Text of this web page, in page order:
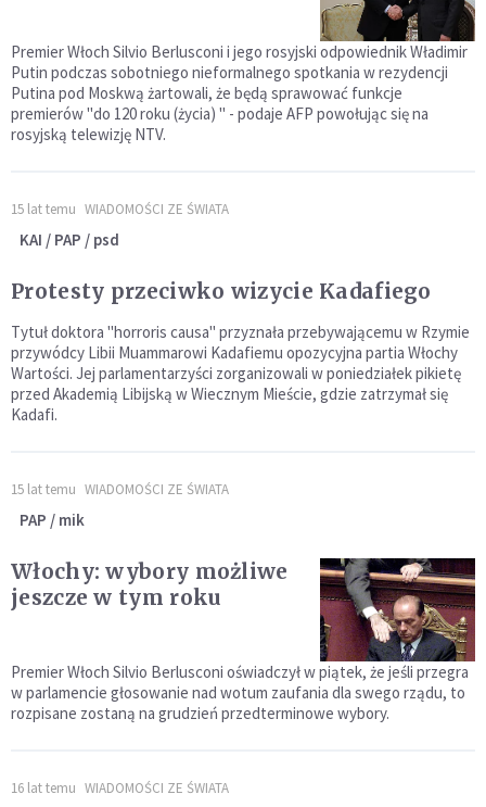
Premier Włoch Silvio Berlusconi i jego rosyjski odpowiednik Władimir
Putin podczas sobotniego nieformalnego spotkania w rezydencji
Putina pod Moskwą żartowali, że będą sprawować funkcje
premierów "do 120 roku (życia) " - podaje AFP powołując się na
rosyjską telewizję NTV.
15 lat temu WIADOMOŚCI ZE ŚWIATA
KAI / PAP / psd
Protesty przeciwko wizycie Kadafiego
Tytuł doktora "horroris causa" przyznała przebywającemu w Rzymie
przywódcy Libii Muammarowi Kadafiemu opozycyjna partia Włochy
Wartości. Jej parlamentarzyści zorganizowali w poniedziałek pikietę
przed Akademią Libijską w Wiecznym Mieście, gdzie zatrzymał się
Kadafi.
15 lat temu WIADOMOŚCI ZE ŚWIATA
PAP / mik
Włochy: wybory możliwe
jeszcze w tym roku
Premier Włoch Silvio Berlusconi oświadczył w piątek, że jeśli przegra
w parlamencie głosowanie nad wotum zaufania dla swego rządu, to
rozpisane zostaną na grudzień przedterminowe wybory.
16 lat temu WIADOMOŚCI ZE ŚWIATA